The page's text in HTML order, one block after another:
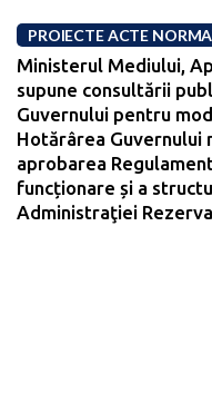
PROIECTE ACTE
Ministerul Mediului,
supune consultării
Guvernului pentru
Hotărârea Guvernului
aprobarea
funcționare și a
Administraţiei